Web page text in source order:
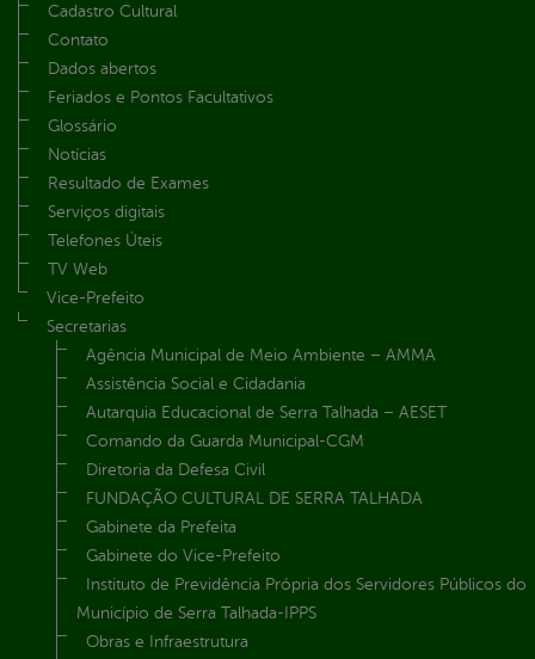
Cadastro Cultural
Contato
Dados abertos
Feriados e Pontos Facultativos
Glossário
Notícias
Resultado de Exames
Serviços digitais
Telefones Úteis
TV Web
Vice-Prefeito
Secretarias
Agência Municipal de Meio Ambiente – AMMA
Assistência Social e Cidadania
Autarquia Educacional de Serra Talhada – AESET
Comando da Guarda Municipal-CGM
Diretoria da Defesa Civil
FUNDAÇÃO CULTURAL DE SERRA TALHADA
Gabinete da Prefeita
Gabinete do Vice-Prefeito
Instituto de Previdência Própria dos Servidores Públicos do
Município de Serra Talhada-IPPS
Obras e Infraestrutura